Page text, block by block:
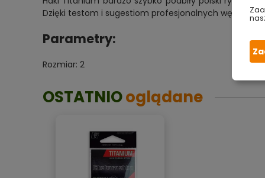
Dzięki testom i sugestiom profesjonalnych wędkarzy
Parametry:
Rozmiar: 2
OSTATNIOoglądane